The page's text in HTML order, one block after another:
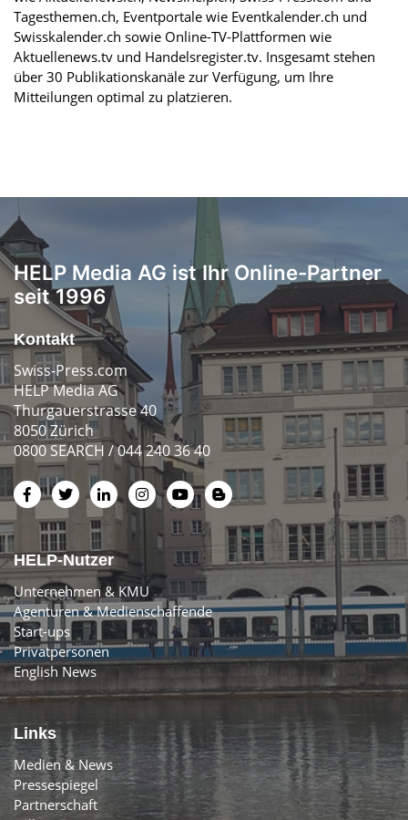
Tagesthemen.ch, Eventportale wie Eventkalender.ch und
Swisskalender.ch sowie Online-TV-Plattformen wie
Aktuellenews.tv und Handelsregister.tv. Insgesamt stehen
über 30 Publikationskanäle zur Verfügung, um Ihre
Mitteilungen optimal zu platzieren.
HELP Media AG ist Ihr Online-Partner
seit 1996
Kontakt
Swiss-Press.com
HELP Media AG
Thurgauerstrasse 40
8050 Zürich
0800 SEARCH / 044 240 36 40
HELP-Nutzer
Unternehmen & KMU
Agenturen & Medienschaffende
Start-ups
Privatpersonen
English News
Links
Medien & News
Pressespiegel
Partnerschaft